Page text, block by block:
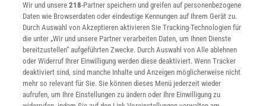
die Physik von Häufchenstrukturen.
Wir und unsere218-Partner speichern und greifen auf personenbezogene
Daten wie Browserdaten oder eindeutige Kennungen auf Ihrem Gerät zu.
Durch Auswahl von Akzeptieren aktivieren Sie Tracking-Technologien für
die unter „Wir und unsere Partner verarbeiten Daten, um Ihnen Dienste
bereitzustellen“ aufgeführten Zwecke. Durch Auswahl von Alle ablehnen
oder Widerruf Ihrer Einwilligung werden diese deaktiviert. Wenn Tracker
deaktiviert sind, sind manche Inhalte und Anzeigen möglicherweise nicht
mehr so relevant für Sie. Sie können dieses Menü jederzeit wieder
aufrufen, um Ihre Einstellungen zu ändern oder Ihre Einwilligung zu